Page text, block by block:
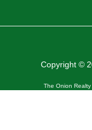
Copyright ©
The Onion